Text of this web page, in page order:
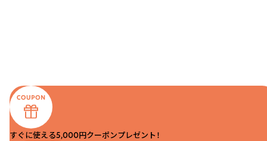
すぐに使える5,000円クーポンプレゼント！